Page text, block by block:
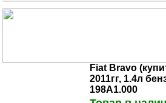
Fiat Bravo
2011гг, 1.4л
198A1.000